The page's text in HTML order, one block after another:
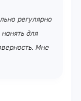
регулярно
для
Мне